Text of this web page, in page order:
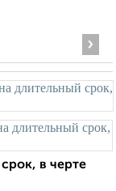
›
в черте